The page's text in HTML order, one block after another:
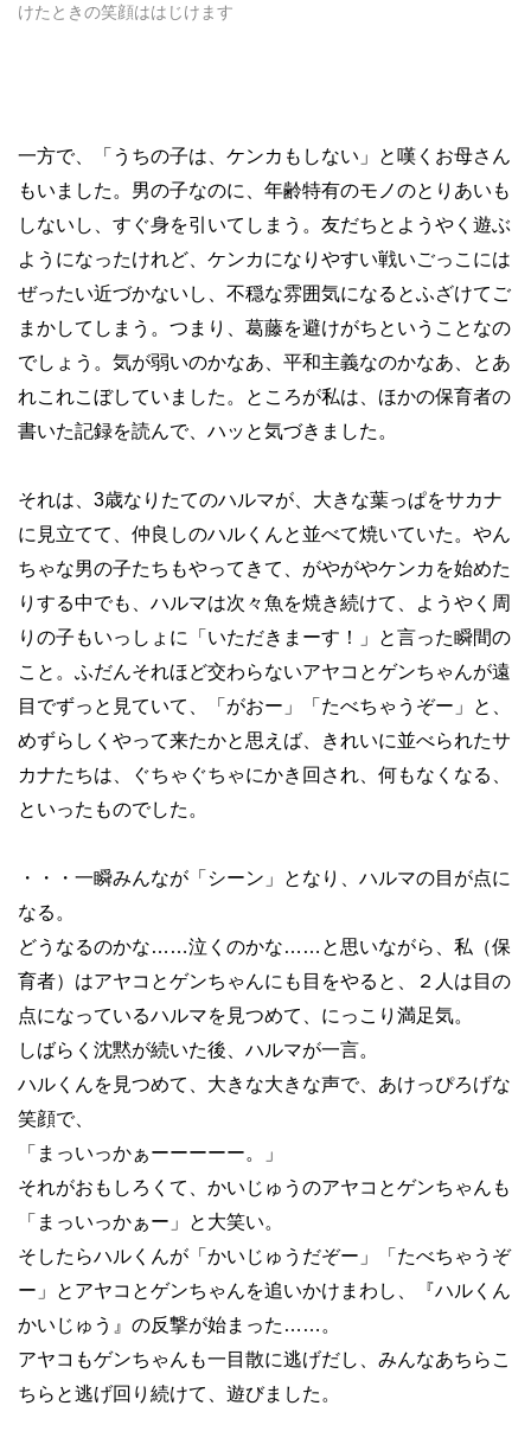
けたときの笑顔ははじけます
一方で、「うちの子は、ケンカもしない」と嘆くお母さん
もいました。男の子なのに、年齢特有のモノのとりあいも
しないし、すぐ身を引いてしまう。友だちとようやく遊ぶ
ようになったけれど、ケンカになりやすい戦いごっこには
ぜったい近づかないし、不穏な雰囲気になるとふざけてご
まかしてしまう。つまり、葛藤を避けがちということなの
でしょう。気が弱いのかなあ、平和主義なのかなあ、とあ
れこれこぼしていました。ところが私は、ほかの保育者の
書いた記録を読んで、ハッと気づきました。
それは、 3歳なりたてのハルマが、大きな葉っぱをサカナ
に見立てて、仲良しのハルくんと並べて焼いていた。やん
ちゃな男の子たちもやってきて、がやがやケンカを始めた
りする中でも、ハルマは次々魚を焼き続けて、ようやく周
りの子もいっしょに「いただきまーす！」と言った瞬間の
こと。ふだんそれほど交わらないアヤコとゲンちゃんが遠
目でずっと見ていて、「がおー」「たべちゃうぞー」と、
めずらしくやって来たかと思えば、きれいに並べられたサ
カナたちは、ぐちゃぐちゃにかき回され、何もなくなる、
といったものでした。
・・・一瞬みんなが「シーン」となり、ハルマの目が点に
なる。
どうなるのかな……泣くのかな…… と思いながら、私（保
育者）はアヤコとゲンちゃんにも目をやると、２人は目の
点になっているハルマを見つめて、にっこり満足気。
しばらく沈黙が続いた後、ハルマが一言。
ハルくんを見つめて、大きな大きな声で、あけっぴろげな
笑顔で、
「まっいっかぁーーーーー。」
それがおもしろくて、かいじゅうのアヤコとゲンちゃんも
「まっいっかぁー」と大笑い。
そしたらハルくんが「かいじゅうだぞー」「たべちゃうぞ
ー」とアヤコとゲンちゃんを追いかけまわし、『ハルくん
かいじゅう』の反撃が始まった …… 。
アヤコもゲンちゃんも一目散に逃げだし、みんなあちらこ
ちらと逃げ回り続けて、遊びました。